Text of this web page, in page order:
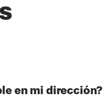
en mi dirección?